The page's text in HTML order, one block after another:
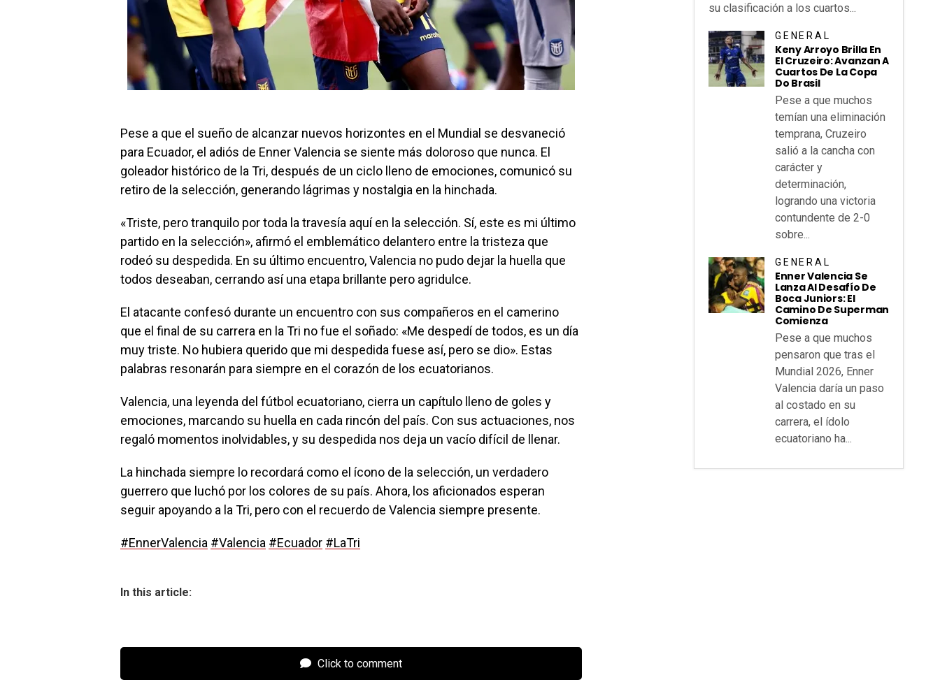
Pese a que el sueño de alcanzar nuevos horizontes en el Mundial se desvaneció
para Ecuador, el adiós de Enner Valencia se siente más doloroso que nunca. El
goleador histórico de la Tri, después de un ciclo lleno de emociones, comunicó su
retiro de la selección, generando lágrimas y nostalgia en la hinchada.
«Triste, pero tranquilo por toda la travesía aquí en la selección. Sí, este es mi último
partido en la selección», afirmó el emblemático delantero entre la tristeza que
rodeó su despedida. En su último encuentro, Valencia no pudo dejar la huella que
todos deseaban, cerrando así una etapa brillante pero agridulce.
El atacante confesó durante un encuentro con sus compañeros en el camerino
que el final de su carrera en la Tri no fue el soñado: «Me despedí de todos, es un día
muy triste. No hubiera querido que mi despedida fuese así, pero se dio». Estas
palabras resonarán para siempre en el corazón de los ecuatorianos.
Valencia, una leyenda del fútbol ecuatoriano, cierra un capítulo lleno de goles y
emociones, marcando su huella en cada rincón del país. Con sus actuaciones, nos
regaló momentos inolvidables, y su despedida nos deja un vacío difícil de llenar.
La hinchada siempre lo recordará como el ícono de la selección, un verdadero
guerrero que luchó por los colores de su país. Ahora, los aficionados esperan
seguir apoyando a la Tri, pero con el recuerdo de Valencia siempre presente.
#EnnerValencia #Valencia #Ecuador #LaTri
In this article:
Click to comment
su clasificación a los cuartos...
GENERAL
Keny Arroyo Brilla En
El Cruzeiro: Avanzan A
Cuartos De La Copa
Do Brasil
Pese a que muchos
temían una eliminación
temprana, Cruzeiro
salió a la cancha con
carácter y
determinación,
logrando una victoria
contundente de 2-0
sobre...
GENERAL
Enner Valencia Se
Lanza Al Desafío De
Boca Juniors: El
Camino De Superman
Comienza
Pese a que muchos
pensaron que tras el
Mundial 2026, Enner
Valencia daría un paso
al costado en su
carrera, el ídolo
ecuatoriano ha...